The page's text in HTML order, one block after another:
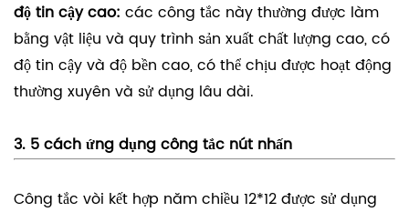
độ tin cậy cao: các công tắc này thường được làm
bằng vật liệu và quy trình sản xuất chất lượng cao, có
độ tin cậy và độ bền cao, có thể chịu được hoạt động
thường xuyên và sử dụng lâu dài.
3. 5 cách ứng dụng công tắc nút nhấn
Công tắc vòi kết hợp năm chiều 12*12 được sử dụng